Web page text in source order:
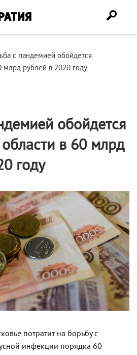
с пандемией обойдется
млрд рублей в 2020 году
обойдется
в 60 млрд
году
потратит на борьбу с
инфекции порядка 60